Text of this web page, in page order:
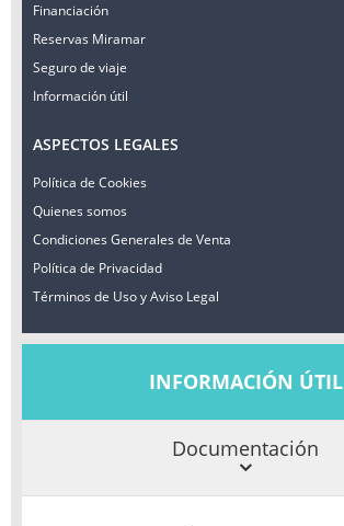
Financiación
Reservas Miramar
Seguro de viaje
Información útil
ASPECTOS LEGALES
Política de Cookies
Quienes somos
Condiciones Generales de Venta
Política de Privacidad
Términos de Uso y Aviso Legal
INFORMACIÓN ÚTIL
Documentación